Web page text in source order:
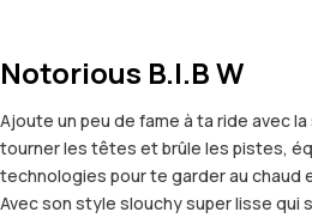
Notorious B.I.B W
Ajoute un peu de fame à ta ride avec
tourner les têtes et brûle les pistes,
technologies pour te garder au chaud
Avec son style slouchy super lisse qui